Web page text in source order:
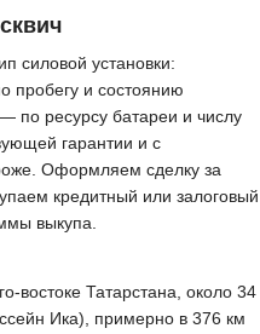
силовой установки:
пробегу и состоянию
по ресурсу батареи и числу
гарантии и с
Оформляем сделку за
кредитный или залоговый
выкупа.
востоке Татарстана, около 34
Ика), примерно в 376 км